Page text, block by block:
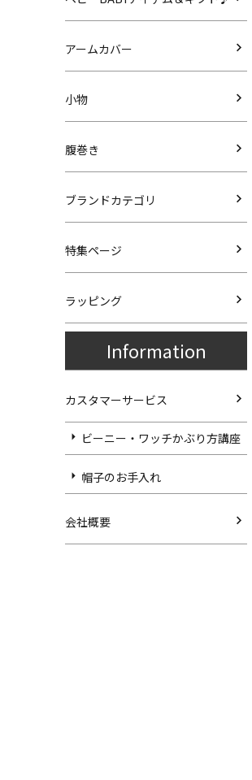
アームカバー
小物
腹巻き
ブランドカテゴリ
特集ページ
ラッピング
Information
カスタマーサービス
ビーニー・ワッチかぶり方講座
帽子のお手入れ
会社概要